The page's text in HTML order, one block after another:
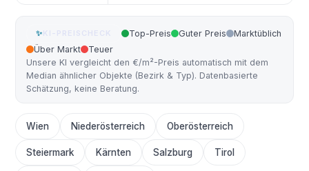
✨ Top-Preis Guter Preis
Marktüblich
Über Markt
Teuer
Unsere KI vergleicht den €/m²-Preis automatisch mit dem
Median ähnlicher Objekte (Bezirk & Typ). Datenbasierte
Schätzung, keine Beratung.
Wien Niederösterreich Oberösterreich
Steiermark Kärnten Salzburg Tirol